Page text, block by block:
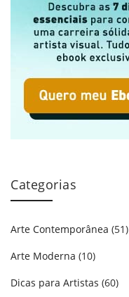
Categorias
Arte Contemporânea (51)
Arte Moderna (10)
Dicas para Artistas (60)